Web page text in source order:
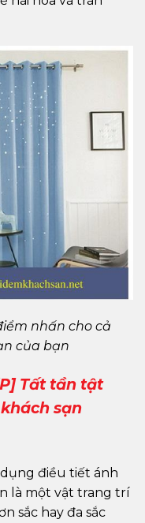
nhấn cho cả
của bạn
Tất tần tật
sạn
điều tiết ánh
là một vật trang trí
sắc hay đa sắc